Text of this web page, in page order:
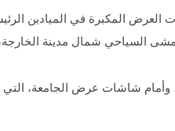
المكبرة في الميادين
السياحي شمال مدينة الخارجة،
شاشات عرض الجامعة، التي